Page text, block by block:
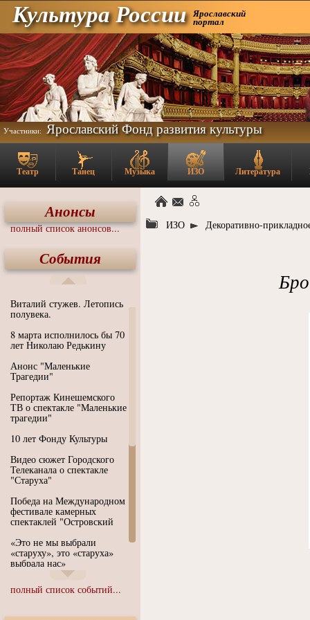
Культура России Ярославский
портал
Участники: Ярославский Фонд развития культуры
Театр Танец Музыка ИЗО Литература
Анонсы
полный список анонсов...
События
Виталий стужев. Летопись
полувека.
8 марта исполнилось бы 70
лет Николаю Редькину
Анонс "Маленькие
Трагедии"
Репортаж Кинешемского
ТВ о спектакле "Маленькие
трагедии"
10 лет Фонду Культуры
Видео сюжет Городского
Телеканала о спектакле
"Старуха"
Победа на Международном
фестивале камерных
спектаклей "Островский
«Это не мы выбрали
«старуху», это «старуха»
выбрала нас»
Иммерсивный спектакль
"Язык чистого полета
полный список событий...
ИЗО Декоративно-